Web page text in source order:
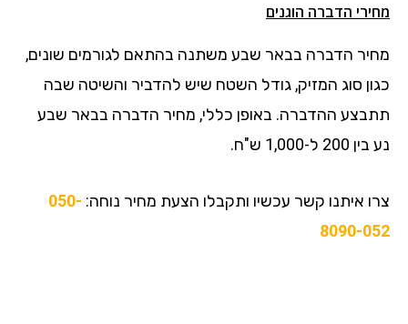
מחירי הדברה הוגנים
מחיר הדברה בבאר שבע משתנה בהתאם לגורמים שונים,
כגון סוג המזיק, גודל השטח שיש להדביר והשיטה שבה
תתבצע ההדברה. באופן כללי, מחיר הדברה בבאר שבע
נע בין 200 ל-1,000 ש"ח.
צרו איתנו קשר עכשיו ותקבלו הצעת מחיר נוחה: 050-
8090-052